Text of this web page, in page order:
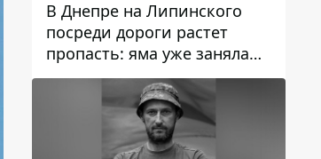
В Днепре на Липинского
посреди дороги растет
пропасть: яма уже заняла
полосу движения